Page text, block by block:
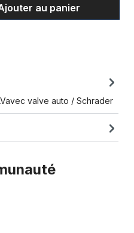
: Entrez la
au panier
valve auto / Schrader